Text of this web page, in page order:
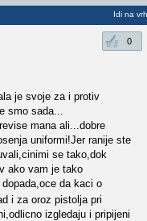
Idi na vrh
0
je svoje za i protiv
smo sada...
mana ali...dobre
uniformi!Jer ranije ste
se tako,dok
ako vam je tako
da kaci o
i za oroz pistolja pri
izgledaju i pripijeni